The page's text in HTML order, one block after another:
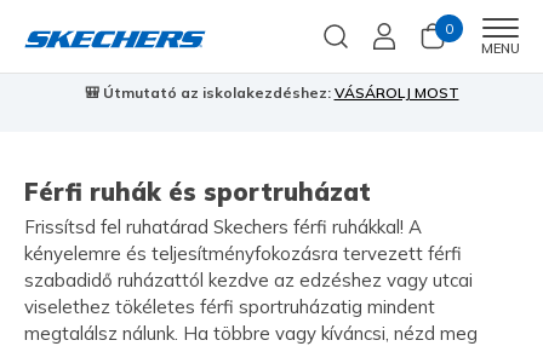
0
MENU
🎒 Útmutató az iskolakezdéshez: VÁSÁROLJ MOST
Férfi ruhák és sportruházat
Frissítsd fel ruhatárad Skechers férfi ruhákkal! A
kényelemre és teljesítményfokozásra tervezett férfi
szabadidő ruházattól kezdve az edzéshez vagy utcai
viselethez tökéletes férfi sportruházatig mindent
megtalálsz nálunk. Ha többre vagy kíváncsi, nézd meg